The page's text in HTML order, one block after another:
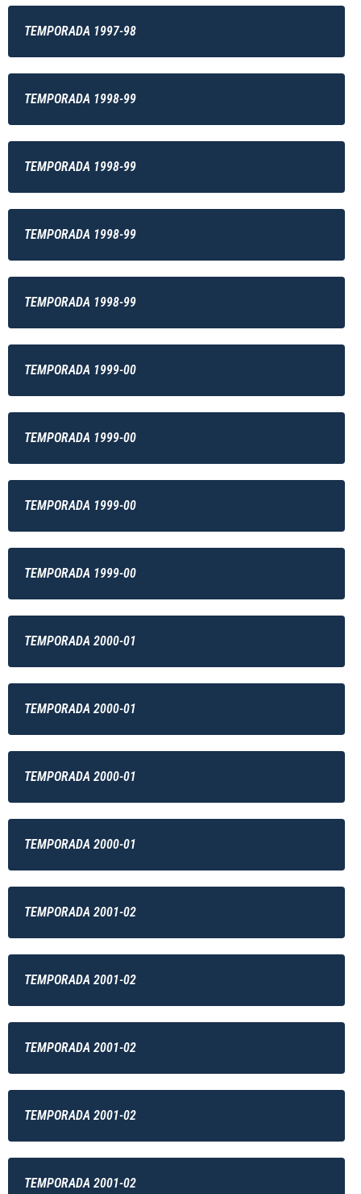
TEMPORADA 1997-98
TEMPORADA 1998-99
TEMPORADA 1998-99
TEMPORADA 1998-99
TEMPORADA 1998-99
TEMPORADA 1999-00
TEMPORADA 1999-00
TEMPORADA 1999-00
TEMPORADA 1999-00
TEMPORADA 2000-01
TEMPORADA 2000-01
TEMPORADA 2000-01
TEMPORADA 2000-01
TEMPORADA 2001-02
TEMPORADA 2001-02
TEMPORADA 2001-02
TEMPORADA 2001-02
TEMPORADA 2001-02